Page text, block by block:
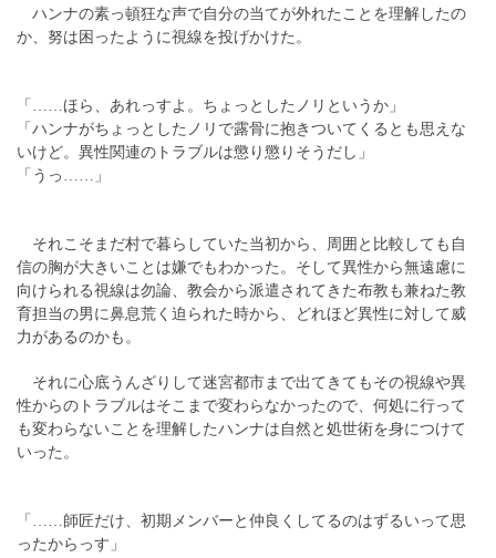
ハンナの素っ頓狂な声で自分の当てが外れたことを理解したの
か、努は困ったように視線を投げかけた。
「……ほら、あれっすよ。ちょっとしたノリというか」
「ハンナがちょっとしたノリで露骨に抱きついてくるとも思えな
いけど。異性関連のトラブルは懲り懲りそうだし」
「うっ……」
それこそまだ村で暮らしていた当初から、周囲と比較しても自
信の胸が大きいことは嫌でもわかった。そして異性から無遠慮に
向けられる視線は勿論、教会から派遣されてきた布教も兼ねた教
育担当の男に鼻息荒く迫られた時から、どれほど異性に対して威
力があるのかも。
それに心底うんざりして迷宮都市まで出てきてもその視線や異
性からのトラブルはそこまで変わらなかったので、何処に行って
も変わらないことを理解したハンナは自然と処世術を身につけて
いった。
「……師匠だけ、初期メンバーと仲良くしてるのはずるいって思
ったからっす」